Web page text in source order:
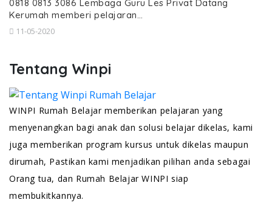
0818 0813 3086 Lembaga Guru Les Privat Datang
Kerumah memberi pelajaran…
11-05-2020
Tentang Winpi
WINPI Rumah Belajar memberikan pelajaran yang
menyenangkan bagi anak dan solusi belajar dikelas, kami
juga memberikan program kursus untuk dikelas maupun
dirumah, Pastikan kami menjadikan pilihan anda sebagai
Orang tua, dan Rumah Belajar WINPI siap
membukitkannya.